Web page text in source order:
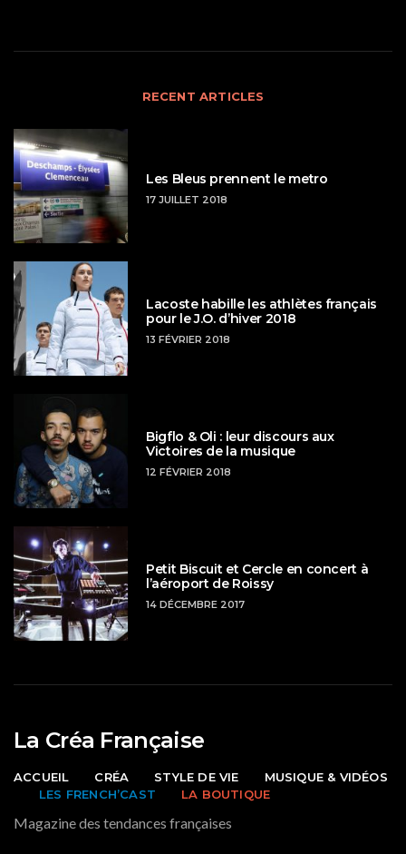
RECENT ARTICLES
Les Bleus prennent le metro
17 JUILLET 2018
Lacoste habille les athlètes français
pour le J.O. d’hiver 2018
13 FÉVRIER 2018
Bigflo & Oli : leur discours aux
Victoires de la musique
12 FÉVRIER 2018
Petit Biscuit et Cercle en concert à
l’aéroport de Roissy
14 DÉCEMBRE 2017
La Créa Française
ACCUEIL CRÉA STYLE DE VIE
MUSIQUE & VIDÉOS
LES FRENCH’CAST
LA BOUTIQUE
Magazine des tendances françaises